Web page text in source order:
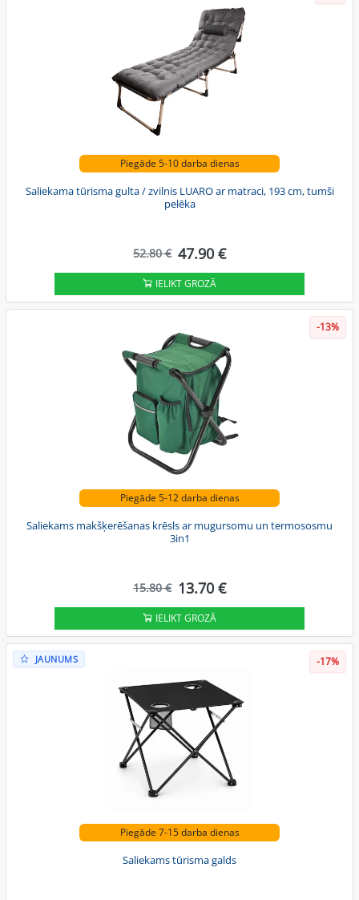
Piegāde 5-10 darba dienas
Saliekama tūrisma gulta / zvilnis LUARO ar matraci, 193 cm, tumši
pelēka
52.80 € 47.90 €
IELIKT GROZĀ
-13%
Piegāde 5-12 darba dienas
Saliekams makšķerēšanas krēsls ar mugursomu un termososmu
3in1
15.80 € 13.70 €
IELIKT GROZĀ
JAUNUMS -17%
Piegāde 7-15 darba dienas
Saliekams tūrisma galds